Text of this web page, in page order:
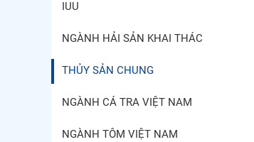
IUU
NGÀNH HẢI SẢN KHAI THÁC
THỦY SẢN CHUNG
NGÀNH CÁ TRA VIỆT NAM
NGÀNH TÔM VIỆT NAM